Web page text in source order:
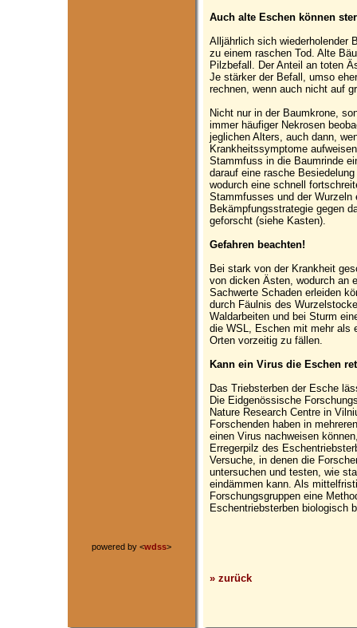
powered by <wdss>
Auch alte Eschen können
Alljährlich sich wiederholender
zu einem raschen Tod. Alte
Pilzbefall. Der Anteil an toten
Je stärker der Befall, umso
rechnen, wenn auch nicht auf
Nicht nur in der Baumkrone,
immer häufiger Nekrosen
jeglichen Alters, auch dann,
Krankheitssymptome
Stammfuss in die Baumrinde
darauf eine rasche
wodurch eine schnell
Stammfusses und der
Bekämpfungsstrategie gegen
geforscht (siehe Kasten).
Gefahren beachten!
Bei stark von der Krankheit
von dicken Ästen, wodurch an
Sachwerte Schaden erleiden
durch Fäulnis des
Waldarbeiten und bei Sturm
die WSL, Eschen mit mehr als
Orten vorzeitig zu fällen.
Kann ein Virus die Eschen
Das Triebsterben der Esche
Die Eidgenössische
Nature Research Centre in
Forschenden haben in
einen Virus nachweisen
Erregerpilz des
Versuche, in denen die
untersuchen und testen, wie
eindämmen kann. Als
Forschungsgruppen eine
Eschentriebsterben biologisch
» zurück